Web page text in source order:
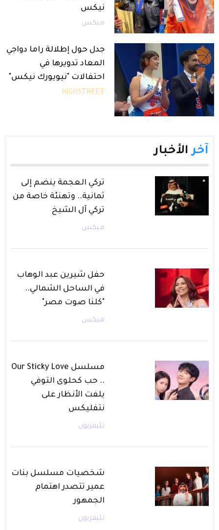
نيكس
ميكس
جدل حول إطلالة راما دواجي
المعاد تدويرها في
احتفالات "نيويورك نيكس"
HIGHSTREET
آخر الأخبار
تركي العجمة ينضم إلى
ثمانية.. وتهنئة خاصة من
تركي آل الشيخ
ميكس
حفل شيرين عبد الوهاب
في الساحل الشمالي..
"كلنا صوت مصر"
ميكس
مسلسل Our Sticky Love
.. حب كحلوى التوفي
يلفت الأنظار على
نتفليكس
تليفزيون
شخصيات مسلسل بنات
عمير تتصدر اهتمام
الجمهور
تليفزيون